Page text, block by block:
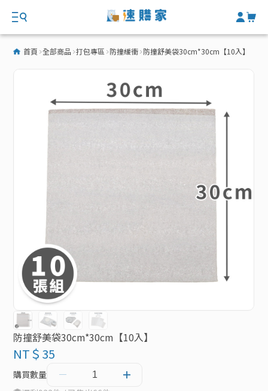
首頁 全部商品 打包專區 防撞緩衝 防撞舒美袋30cm*30cm【10入】
防撞舒美袋30cm*30cm【10入】
NT＄35
購買數量